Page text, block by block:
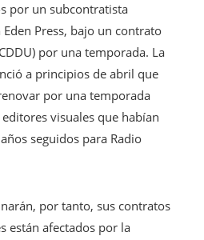
por un subcontratista
Press, bajo un contrato
por una temporada. La
a principios de abril que
por una temporada
visuales que habían
seguidos para Radio
por tanto, sus contratos
están afectados por la